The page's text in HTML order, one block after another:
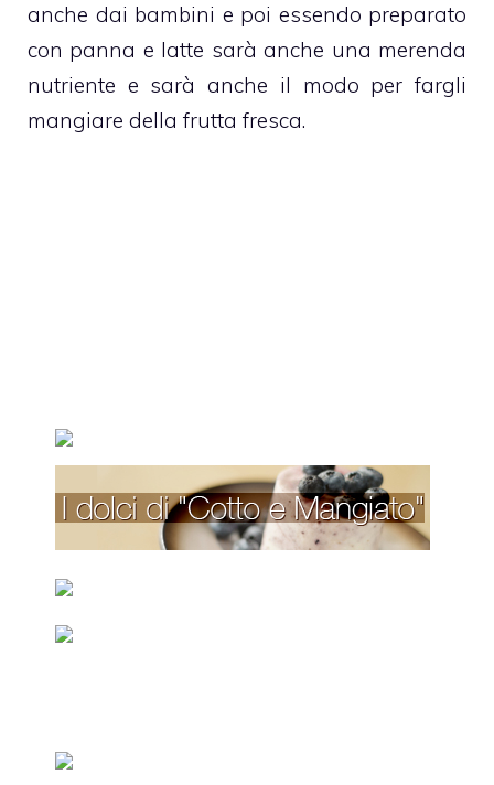
anche dai bambini e poi essendo preparato
con panna e latte sarà anche una merenda
nutriente e sarà anche il modo per fargli
mangiare della frutta fresca.